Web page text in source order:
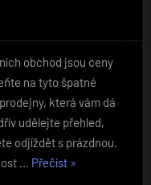
obchod jsou ceny
na tyto špatné
která vám dá
udělejte přehled,
odjíždět s prázdnou.
… Přečíst„Mějte
»